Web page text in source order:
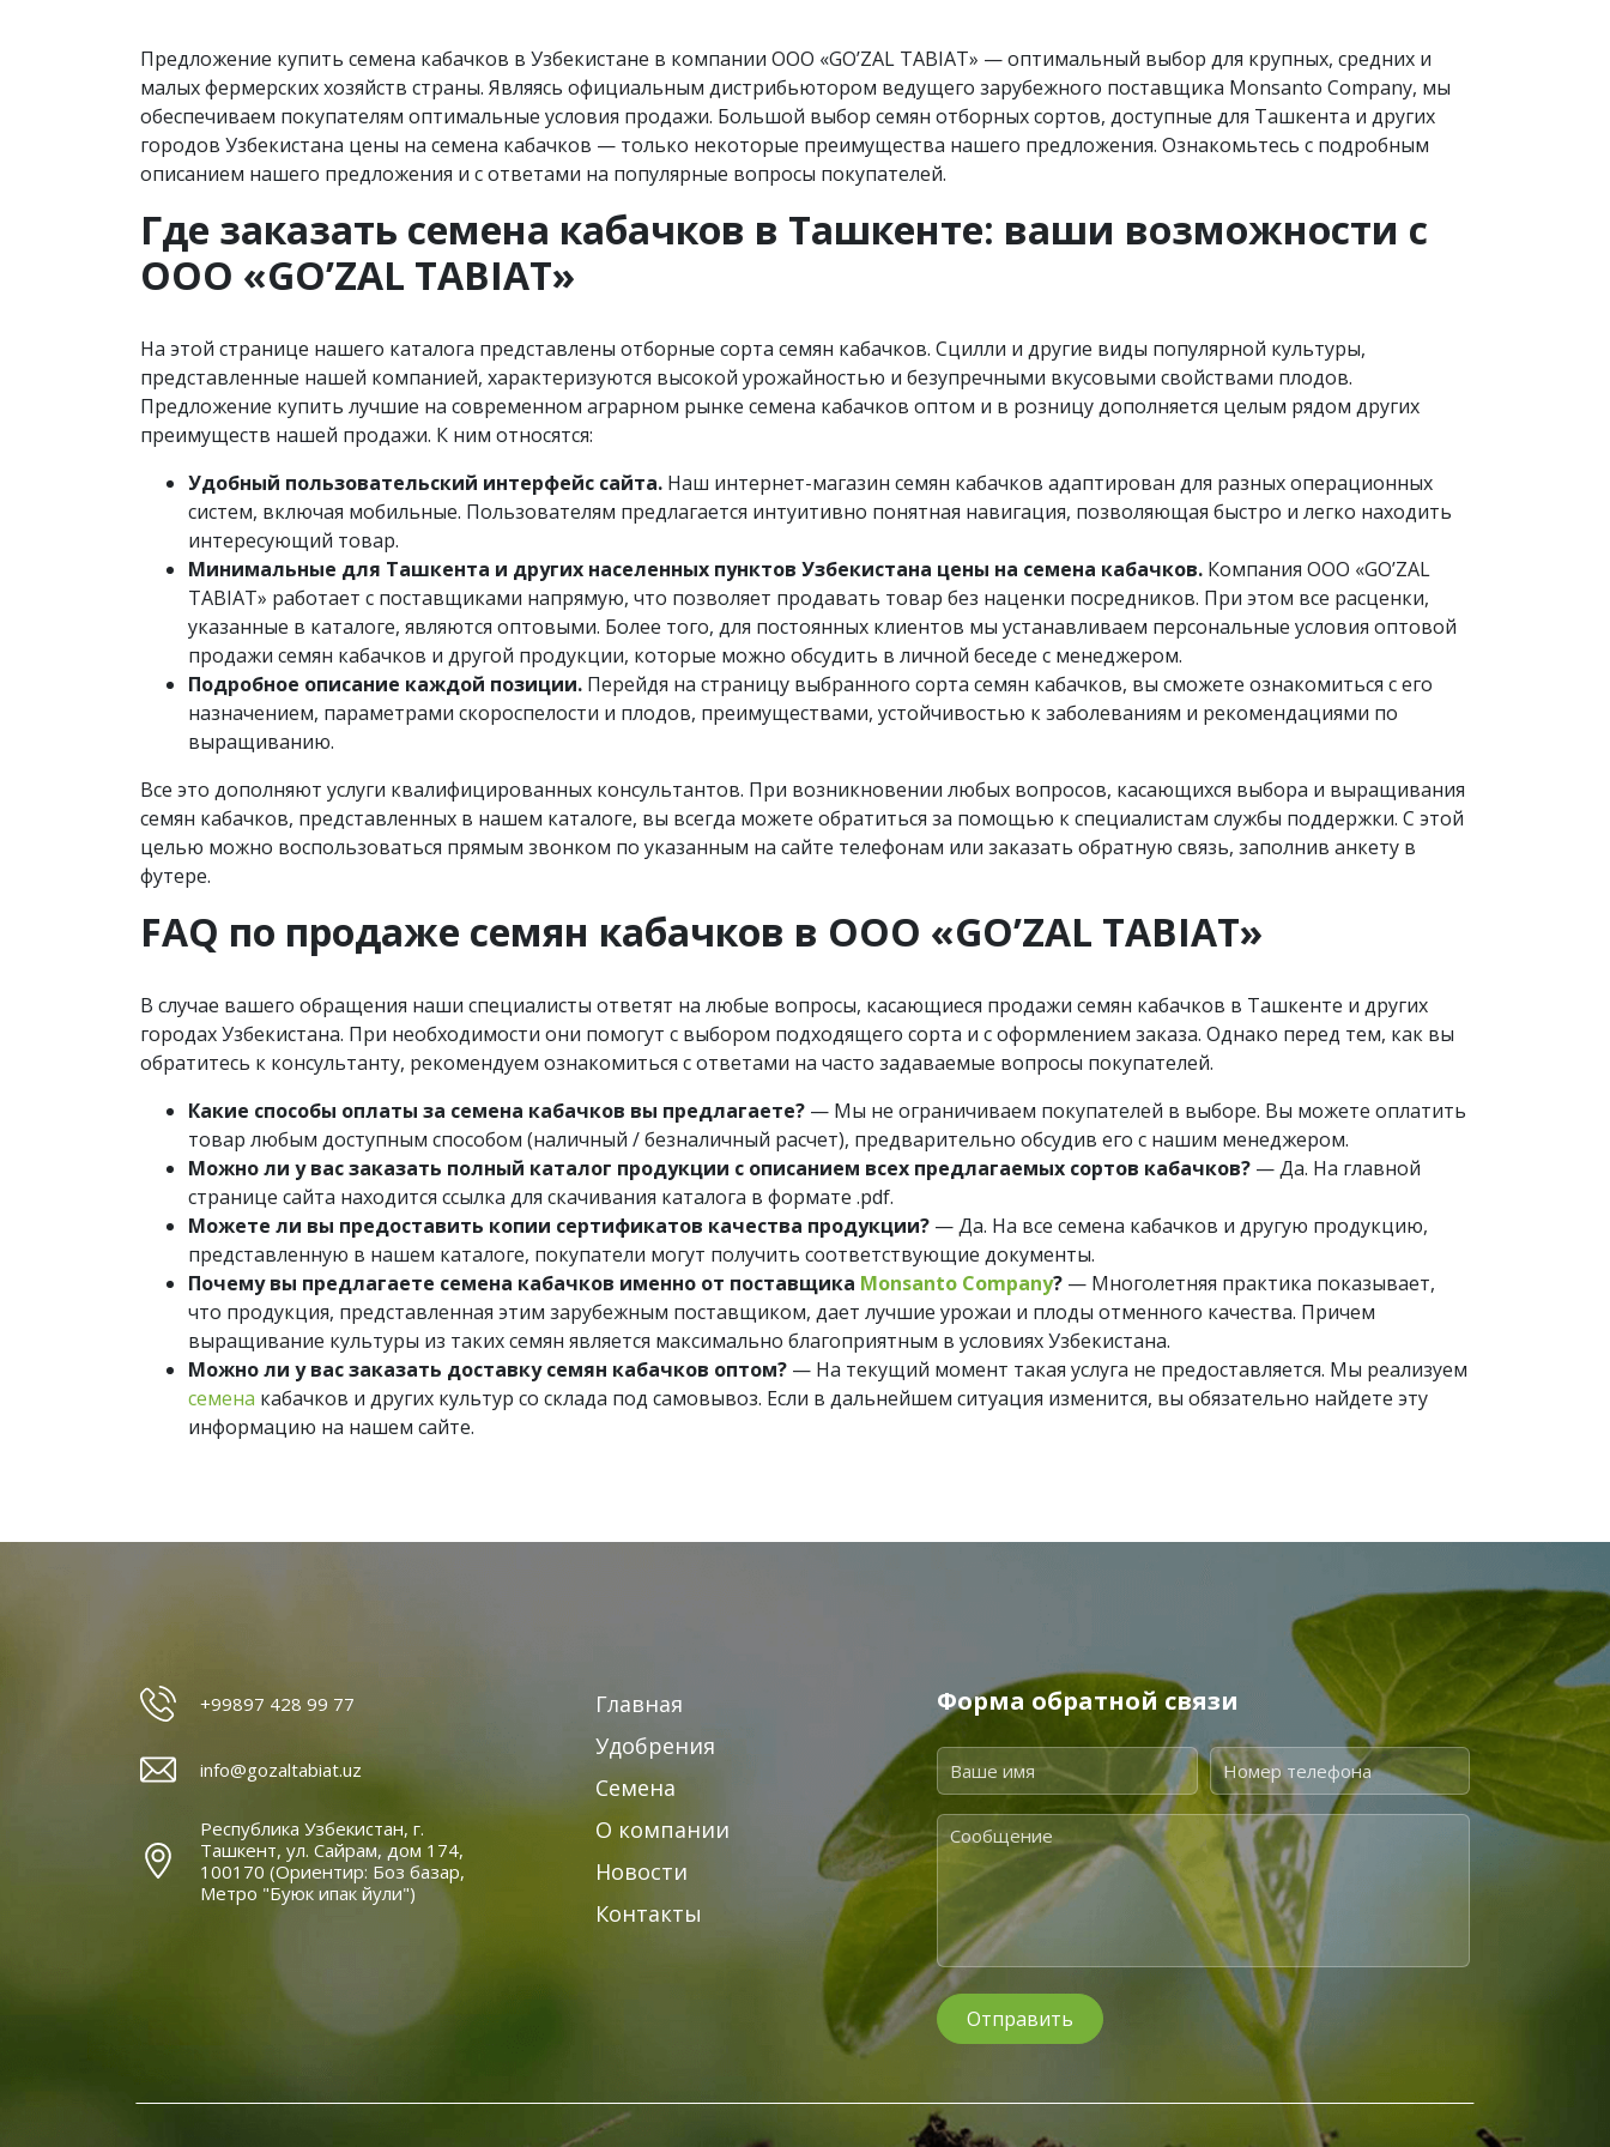
Предложение купить семена кабачков в Узбекистане в компании OOO «GO’ZAL TABIAT» — оптимальный выбор для крупных, средних и
малых фермерских хозяйств страны. Являясь официальным дистрибьютором ведущего зарубежного поставщика Monsanto Company, мы
обеспечиваем покупателям оптимальные условия продажи. Большой выбор семян отборных сортов, доступные для Ташкента и других
городов Узбекистана цены на семена кабачков — только некоторые преимущества нашего предложения. Ознакомьтесь с подробным
описанием нашего предложения и с ответами на популярные вопросы покупателей.
Где заказать семена кабачков в Ташкенте: ваши возможности с
OOO «GO’ZAL TABIAT»
На этой странице нашего каталога представлены отборные сорта семян кабачков. Сцилли и другие виды популярной культуры,
представленные нашей компанией, характеризуются высокой урожайностью и безупречными вкусовыми свойствами плодов.
Предложение купить лучшие на современном аграрном рынке семена кабачков оптом и в розницу дополняется целым рядом других
преимуществ нашей продажи. К ним относятся:
Удобный пользовательский интерфейс сайта. Наш интернет-магазин семян кабачков адаптирован для разных операционных
систем, включая мобильные. Пользователям предлагается интуитивно понятная навигация, позволяющая быстро и легко находить
интересующий товар.
Минимальные для Ташкента и других населенных пунктов Узбекистана цены на семена кабачков. Компания OOO «GO’ZAL
TABIAT» работает с поставщиками напрямую, что позволяет продавать товар без наценки посредников. При этом все расценки,
указанные в каталоге, являются оптовыми. Более того, для постоянных клиентов мы устанавливаем персональные условия оптовой
продажи семян кабачков и другой продукции, которые можно обсудить в личной беседе с менеджером.
Подробное описание каждой позиции. Перейдя на страницу выбранного сорта семян кабачков, вы сможете ознакомиться с его
назначением, параметрами скороспелости и плодов, преимуществами, устойчивостью к заболеваниям и рекомендациями по
выращиванию.
Все это дополняют услуги квалифицированных консультантов. При возникновении любых вопросов, касающихся выбора и выращивания
семян кабачков, представленных в нашем каталоге, вы всегда можете обратиться за помощью к специалистам службы поддержки. С этой
целью можно воспользоваться прямым звонком по указанным на сайте телефонам или заказать обратную связь, заполнив анкету в
футере.
FAQ по продаже семян кабачков в OOO «GO’ZAL TABIAT»
В случае вашего обращения наши специалисты ответят на любые вопросы, касающиеся продажи семян кабачков в Ташкенте и других
городах Узбекистана. При необходимости они помогут с выбором подходящего сорта и с оформлением заказа. Однако перед тем, как вы
обратитесь к консультанту, рекомендуем ознакомиться с ответами на часто задаваемые вопросы покупателей.
Какие способы оплаты за семена кабачков вы предлагаете? — Мы не ограничиваем покупателей в выборе. Вы можете оплатить
товар любым доступным способом (наличный / безналичный расчет), предварительно обсудив его с нашим менеджером.
Можно ли у вас заказать полный каталог продукции с описанием всех предлагаемых сортов кабачков? — Да. На главной
странице сайта находится ссылка для скачивания каталога в формате .pdf.
Можете ли вы предоставить копии сертификатов качества продукции? — Да. На все семена кабачков и другую продукцию,
представленную в нашем каталоге, покупатели могут получить соответствующие документы.
Почему вы предлагаете семена кабачков именно от поставщика Monsanto Company? — Многолетняя практика показывает,
что продукция, представленная этим зарубежным поставщиком, дает лучшие урожаи и плоды отменного качества. Причем
выращивание культуры из таких семян является максимально благоприятным в условиях Узбекистана.
Можно ли у вас заказать доставку семян кабачков оптом? — На текущий момент такая услуга не предоставляется. Мы реализуем
семена кабачков и других культур со склада под самовывоз. Если в дальнейшем ситуация изменится, вы обязательно найдете эту
информацию на нашем сайте.
+99897 428 99 77
info@gozaltabiat.uz
Республика Узбекистан, г.
Ташкент, ул. Сайрам, дом 174,
100170 (Ориентир: Боз базар,
Метро "Буюк ипак йули")
Главная
Удобрения
Семена
О компании
Новости
Контакты
Форма обратной связи
Отправить